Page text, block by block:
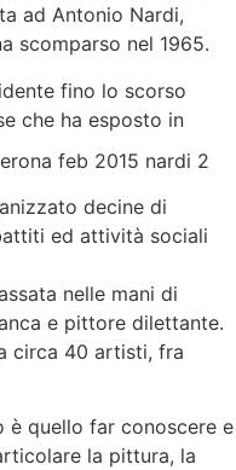
ad Antonio Nardi,
scomparso nel 1965.
fino lo scorso
che ha esposto in
decine di
ed attività sociali
nelle mani di
e pittore dilettante.
circa 40 artisti, fra
è quello far conoscere e
la pittura, la